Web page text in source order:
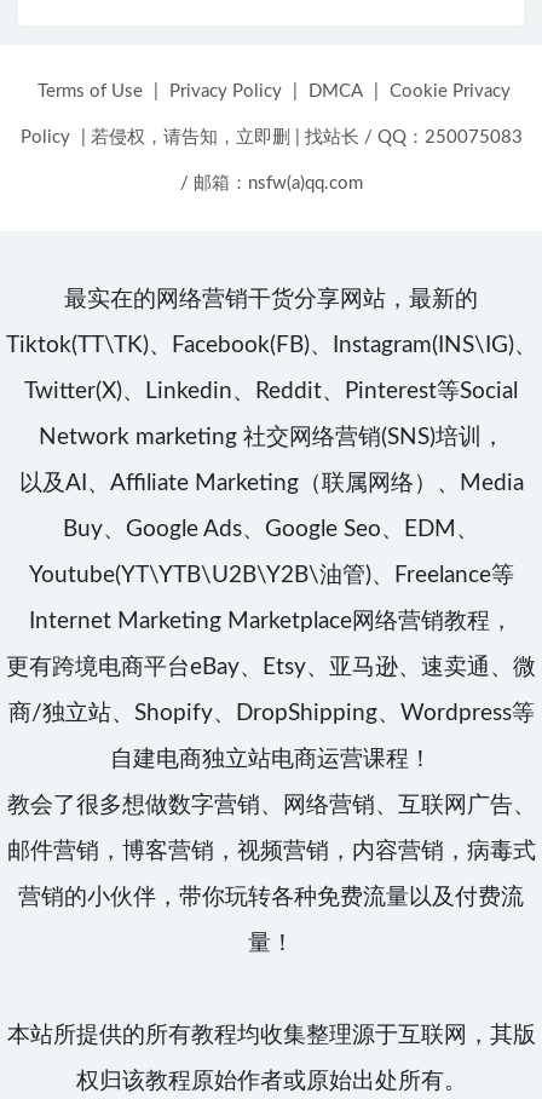
Terms of Use Privacy Policy DMCA Cookie Privacy
Policy 若侵权，请告知，立即删 找站长 / QQ：250075083
/ 邮箱：nsfw(a)qq.com
最实在的网络营销干货分享网站，最新的
Tiktok(TT\TK)、Facebook(FB)、Instagram(INS\IG)、
Twitter(X)、Linkedin、Reddit、Pinterest等Social
Network marketing 社交网络营销(SNS)培训，
以及AI、Affiliate Marketing（联属网络）、Media
Buy、Google Ads、Google Seo、EDM、
Youtube(YT\YTB\U2B\Y2B\油管)、Freelance等
Internet Marketing Marketplace网络营销教程，
更有跨境电商平台eBay、Etsy、亚马逊、速卖通、微
商/独立站、Shopify、DropShipping、Wordpress等
自建电商独立站电商运营课程！
教会了很多想做数字营销、网络营销、互联网广告、
邮件营销，博客营销，视频营销，内容营销，病毒式
营销的小伙伴，带你玩转各种免费流量以及付费流
量！
本站所提供的所有教程均收集整理源于互联网，其版
权归该教程原始作者或原始出处所有。